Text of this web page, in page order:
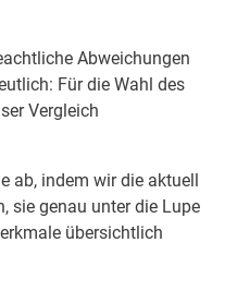
Abweichungen
Für die Wahl des
Vergleich
ab, indem wir die aktuell
sie genau unter die Lupe
übersichtlich